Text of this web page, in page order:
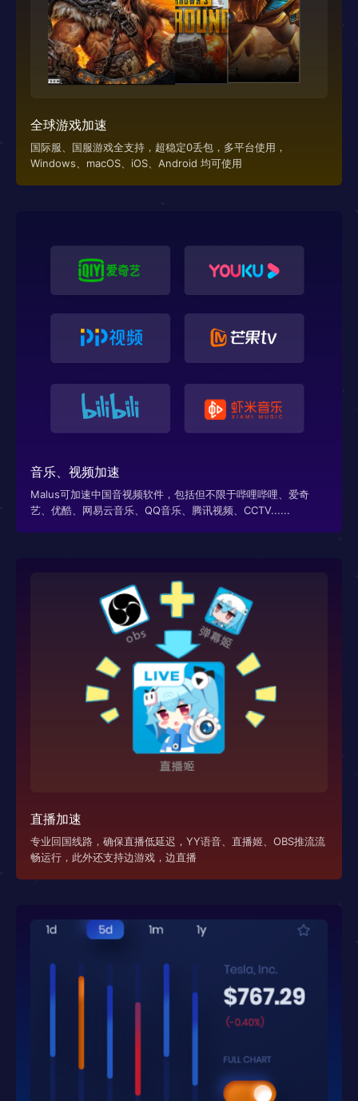
全球游戏加速
国际服、国服游戏全支持，超稳定0丢包，多平台使用，
Windows、macOS、iOS、Android 均可使用
音乐、视频加速
Malus可加速中国音视频软件，包括但不限于哔哩哔哩、爱奇
艺、优酷、网易云音乐、QQ音乐、腾讯视频、CCTV......
直播加速
专业回国线路，确保直播低延迟，YY语音、直播姬、OBS推流流
畅运行，此外还支持边游戏，边直播